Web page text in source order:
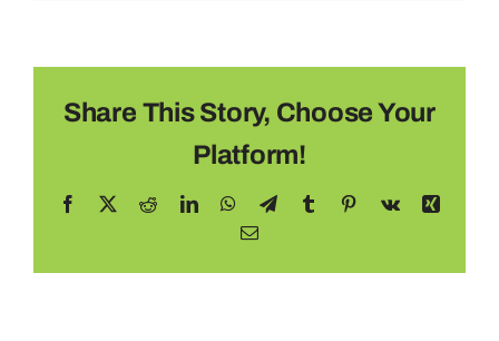
rubber-
Share This Story, Choose Your
Platform!
Facebook RedditLinkedInWhatsApp
TelegramTumblr Pinterest
Vk
Xing
E-